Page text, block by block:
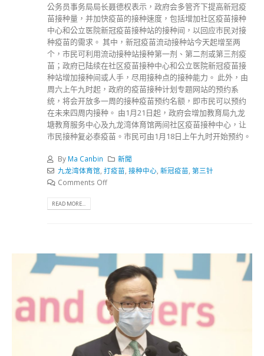
公务员事务局局长聂德权表示，政府会多管齐下提高新冠疫
苗接种量，并加快疫苗的接种速度，包括增加社区疫苗接种
中心和公立医院新冠疫苗接种站的接种间，以回应市民对接
种疫苗的需求。 其中，新冠疫苗流动接种站今天起增至两
个，市民可利用流动接种站接种第一剂、第二剂或第三剂疫
苗；政府已陆续在社区疫苗接种中心和公立医院新冠疫苗接
种站增加接种间或人手，尽用接种点的接种能力。 此外，由
周六上午九时起，政府的疫苗接种计划专题网站的预约系
统，将会开放多一周的接种疫苗预约名额，即市民可以预约
在未来四周内接种。 由1月21日起，政府会增加教育局九龙
塘教育服务中心及九龙湾体育馆两间社区疫苗接种中心，让
市民接种复必泰疫苗。市民可由1月18日上午九时开始预约。
By Ma Canbin
新聞
九龙湾体育馆 打疫苗 接种中心, 新冠疫苗 第三针
Comments Off
READ MORE...